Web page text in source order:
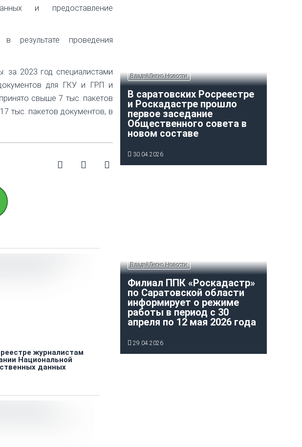
и предоставление
результате проведения
за 2023 год специалистами
для ГКУ и ГРП и
свыше 7 тыс. пакетов
тыс. пакетов документов, в
журналистам
Национальной
данных
ВладейЛегко Новости
В саратовских Росреестре
и Роскадастре прошло
первое заседание
Общественного совета в
новом составе
30.04.2026
ВладейЛегко Новости
Филиал ППК «Роскадастр»
по Саратовской области
информирует о режиме
работы в период с 30
апреля по 12 мая 2026 года
29.04.2026